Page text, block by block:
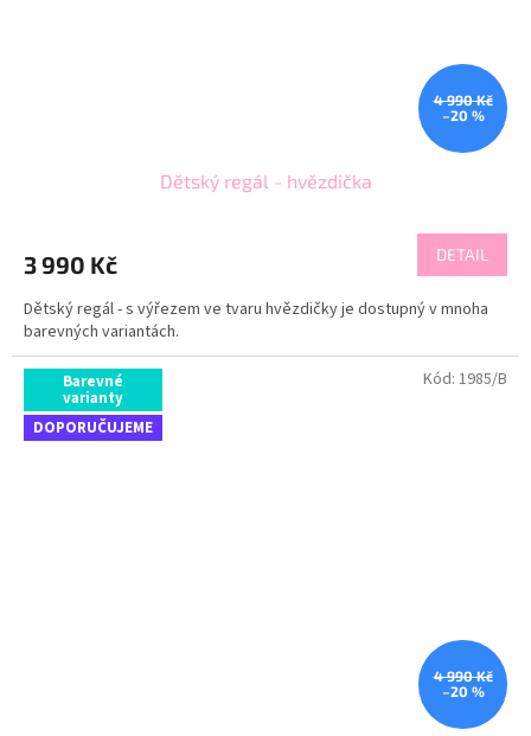
4 990 Kč
–20 %
Dětský regál - hvězdička
3 990 Kč DETAIL
Dětský regál - s výřezem ve tvaru hvězdičky je dostupný v mnoha
barevných variantách.
Barevné
varianty
DOPORUČUJEME
4 990 Kč
–20 %
Kód: 1985/B